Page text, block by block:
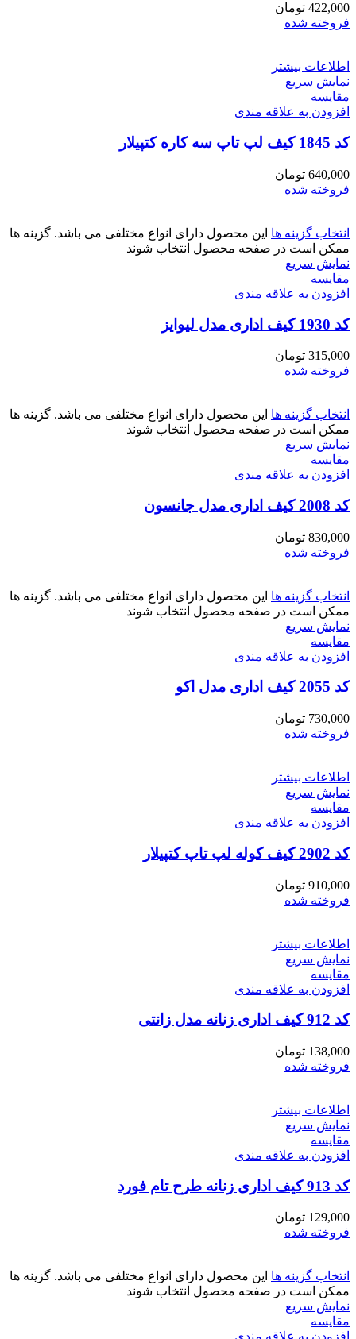
422,000 تومان
فروخته شده
اطلاعات بیشتر
نمایش سریع
مقايسه
افزودن به علاقه مندی
کد 1845 کیف لپ تاپ سه کاره کتپیلار
640,000 تومان
فروخته شده
انتخاب گزینه ها این محصول دارای انواع مختلفی می باشد. گزینه ها
ممکن است در صفحه محصول انتخاب شوند
نمایش سریع
مقايسه
افزودن به علاقه مندی
کد 1930 کیف اداری مدل لیوایز
315,000 تومان
فروخته شده
انتخاب گزینه ها این محصول دارای انواع مختلفی می باشد. گزینه ها
ممکن است در صفحه محصول انتخاب شوند
نمایش سریع
مقايسه
افزودن به علاقه مندی
کد 2008 کیف اداری مدل جانسون
830,000 تومان
فروخته شده
انتخاب گزینه ها این محصول دارای انواع مختلفی می باشد. گزینه ها
ممکن است در صفحه محصول انتخاب شوند
نمایش سریع
مقايسه
افزودن به علاقه مندی
کد 2055 کیف اداری مدل اکو
730,000 تومان
فروخته شده
اطلاعات بیشتر
نمایش سریع
مقايسه
افزودن به علاقه مندی
کد 2902 کیف کوله لپ تاپ کتپیلار
910,000 تومان
فروخته شده
اطلاعات بیشتر
نمایش سریع
مقايسه
افزودن به علاقه مندی
کد 912 کیف اداری زنانه مدل زانتی
138,000 تومان
فروخته شده
اطلاعات بیشتر
نمایش سریع
مقايسه
افزودن به علاقه مندی
کد 913 کیف اداری زنانه طرح تام فورد
129,000 تومان
فروخته شده
انتخاب گزینه ها این محصول دارای انواع مختلفی می باشد. گزینه ها
ممکن است در صفحه محصول انتخاب شوند
نمایش سریع
مقايسه